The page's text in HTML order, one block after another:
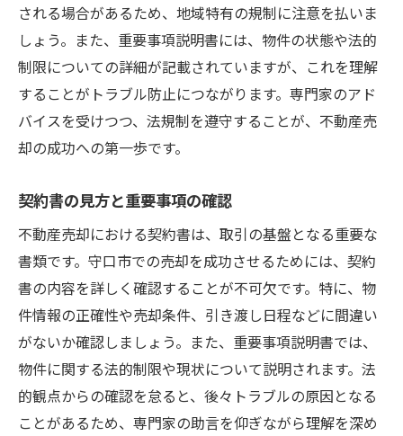
される場合があるため、地域特有の規制に注意を払いま
しょう。また、重要事項説明書には、物件の状態や法的
制限についての詳細が記載されていますが、これを理解
することがトラブル防止につながります。専門家のアド
バイスを受けつつ、法規制を遵守することが、不動産売
却の成功への第一歩です。
契約書の見方と重要事項の確認
不動産売却における契約書は、取引の基盤となる重要な
書類です。守口市での売却を成功させるためには、契約
書の内容を詳しく確認することが不可欠です。特に、物
件情報の正確性や売却条件、引き渡し日程などに間違い
がないか確認しましょう。また、重要事項説明書では、
物件に関する法的制限や現状について説明されます。法
的観点からの確認を怠ると、後々トラブルの原因となる
ことがあるため、専門家の助言を仰ぎながら理解を深め